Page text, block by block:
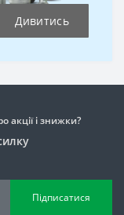
Дивитись
акції і знижки?
Підписатися